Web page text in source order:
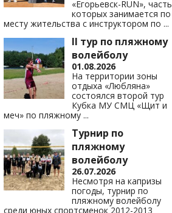
«Егорьевск-RUN», часть
которых занимается по
месту жительства с инструктором по ...
II тур по пляжному
волейболу
01.08.2026
На территории зоны
отдыха «Любляна»
состоялся второй тур
Кубка МУ СМЦ «Щит и
меч» по пляжному ...
Турнир по
пляжному
волейболу
26.07.2026
Несмотря на капризы
погоды, турнир по
пляжному волейболу
среди юных спортсменок 2012-2013